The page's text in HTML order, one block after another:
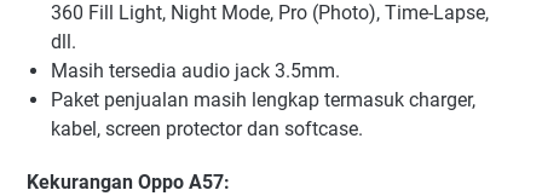
360 Fill Light, Night Mode, Pro (Photo), Time-Lapse,
dll.
Masih tersedia audio jack 3.5mm.
Paket penjualan masih lengkap termasuk charger,
kabel, screen protector dan softcase.
Kekurangan Oppo A57: